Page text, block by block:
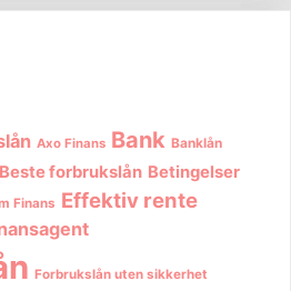
Axo Finans Bank Banklån
Beste forbrukslån Betingelser
Finans Effektiv rente
Forbrukslån uten sikkerhet